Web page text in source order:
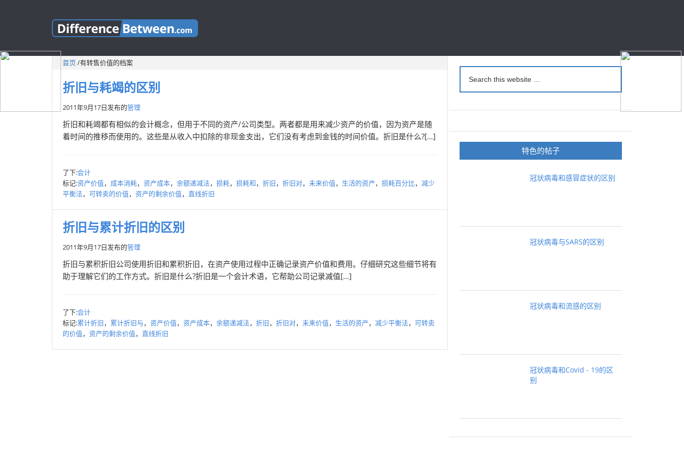
首页/有转售价值的档案
折旧与耗竭的区别
2011年9月17日发布的管理
折旧和耗竭都有相似的会计概念，但用于不同的资产/公司类型。两者都是用来减少资产的价值，因为资产是随
着时间的推移而使用的。这些是从收入中扣除的非现金支出，它们没有考虑到金钱的时间价值。折旧是什么?[…]
了下:会计
标记:资产价值， 成本消耗， 资产成本， 余额递减法， 损耗， 损耗和， 折旧， 折旧对， 未来价值， 生活的资产， 损耗百分比， 减少
平衡法， 可转卖的价值， 资产的剩余价值， 直线折旧
折旧与累计折旧的区别
2011年9月17日发布的管理
折旧与累积折旧公司使用折旧和累积折旧，在资产使用过程中正确记录资产价值和费用。仔细研究这些细节将有
助于理解它们的工作方式。折旧是什么?折旧是一个会计术语，它帮助公司记录减值[…]
了下:会计
标记:累计折旧， 累计折旧与， 资产价值， 资产成本， 余额递减法， 折旧， 折旧对， 未来价值， 生活的资产， 减少平衡法， 可转卖
的价值， 资产的剩余价值， 直线折旧
特色的帖子
冠状病毒和感冒症状的区别
冠状病毒与SARS的区别
冠状病毒和流感的区别
冠状病毒和Covid - 19的区
别